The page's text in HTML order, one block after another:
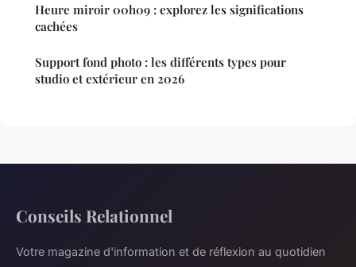
Heure miroir 00h09 : explorez les significations
cachées
Support fond photo : les différents types pour
studio et extérieur en 2026
Conseils Relationnel
Votre magazine d'information et de réflexion au quotidien